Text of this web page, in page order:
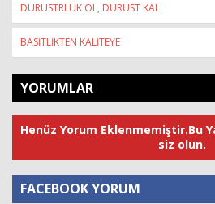
DÜRÜSTRLÜK OL, DÜRÜST KAL
BASİTLİKTEN KALİTEYE
YORUMLAR
Henüz Yorum Eklenmemiştir.Bu
siz olun.
FACEBOOK YORUM